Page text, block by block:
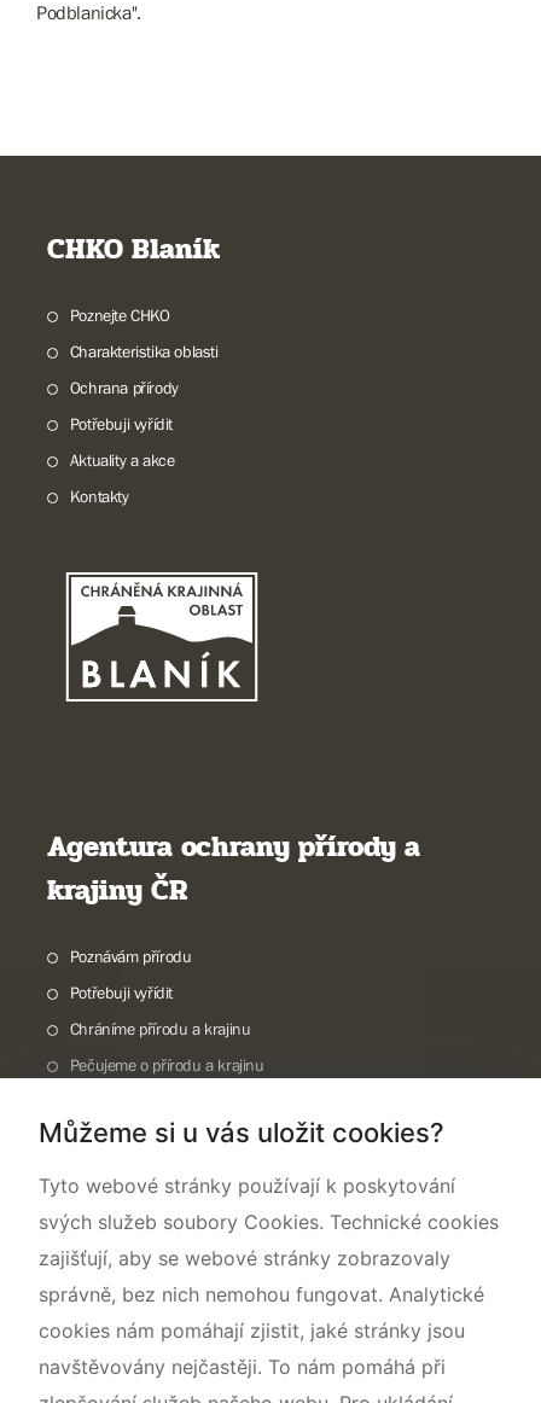
Podblanicka".
CHKO Blaník
Poznejte CHKO
Charakteristika oblasti
Ochrana přírody
Potřebuji vyřídit
Aktuality a akce
Kontakty
Agentura ochrany přírody a
krajiny ČR
Poznávám přírodu
Potřebuji vyřídit
Chráníme přírodu a krajinu
Pečujeme o přírodu a krajinu
O nás
Můžeme si u vás uložit cookies?
Tyto webové stránky používají k poskytování
svých služeb soubory Cookies. Technické cookies
zajišťují, aby se webové stránky zobrazovaly
správně, bez nich nemohou fungovat. Analytické
cookies nám pomáhají zjistit, jaké stránky jsou
navštěvovány nejčastěji. To nám pomáhá při